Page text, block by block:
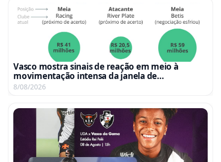
Vasco mostra sinais de reação em meio à
movimentação intensa da janela de
transferências
8/08/2026